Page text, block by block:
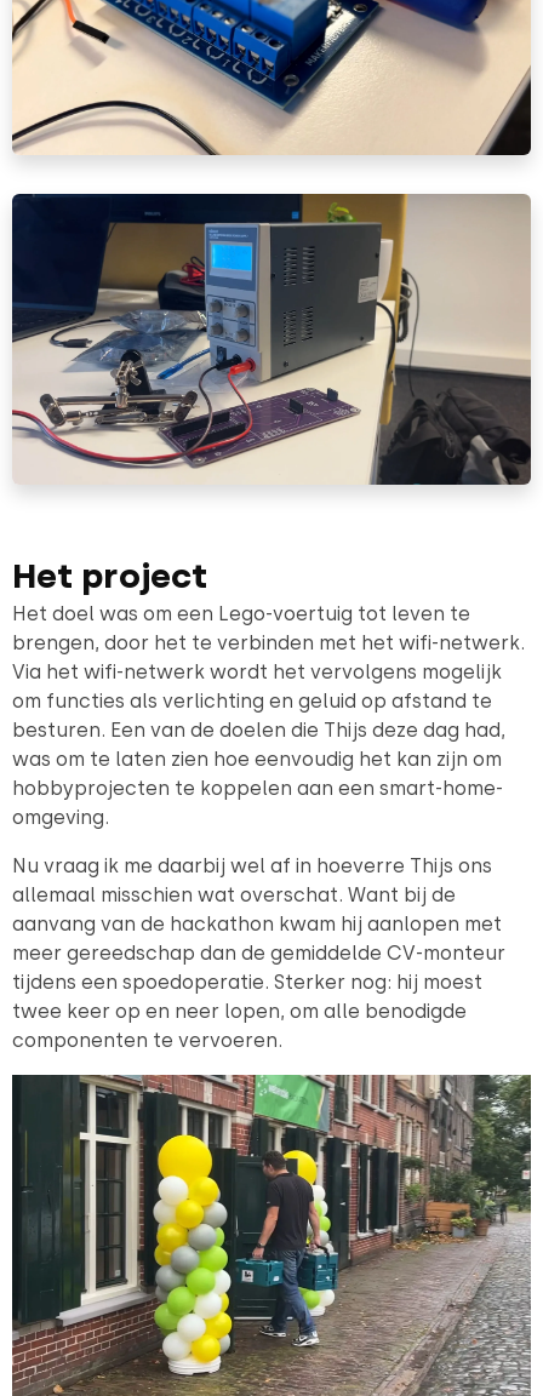
Het project
Het doel was om een Lego-voertuig tot leven te
brengen, door het te verbinden met het wifi-netwerk.
Via het wifi-netwerk wordt het vervolgens mogelijk
om functies als verlichting en geluid op afstand te
besturen. Een van de doelen die Thijs deze dag had,
was om te laten zien hoe eenvoudig het kan zijn om
hobbyprojecten te koppelen aan een smart-home-
omgeving.
Nu vraag ik me daarbij wel af in hoeverre Thijs ons
allemaal misschien wat overschat. Want bij de
aanvang van de hackathon kwam hij aanlopen met
meer gereedschap dan de gemiddelde CV-monteur
tijdens een spoedoperatie. Sterker nog: hij moest
twee keer op en neer lopen, om alle benodigde
componenten te vervoeren.